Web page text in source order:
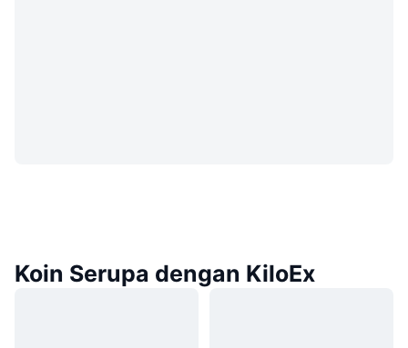
Koin Serupa dengan KiloEx